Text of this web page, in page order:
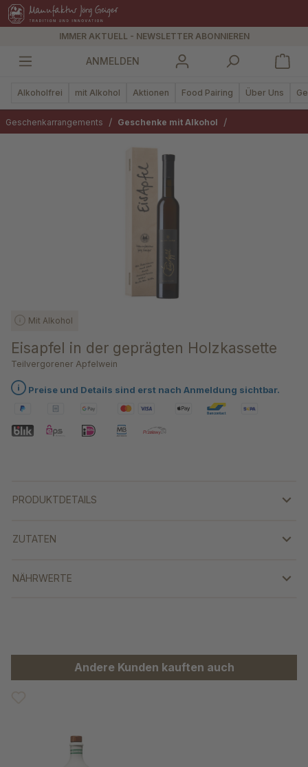
springen
IMMER AKTUELL - NEWSLETTER ABONNIEREN
ANMELDEN
Alkoholfrei mit Alkohol Aktionen Food Pairing Über Uns
Geschenkarrangements / Geschenke mit Alkohol /
Mit Alkohol
Eisapfel in der geprägten Holzkassette
Teilvergorener Apfelwein
Preise und Details sind erst nach Anmeldung sichtbar.
PRODUKTDETAILS
ZUTATEN
NÄHRWERTE
Produktgalerie überspringen
Andere Kunden kauften auch